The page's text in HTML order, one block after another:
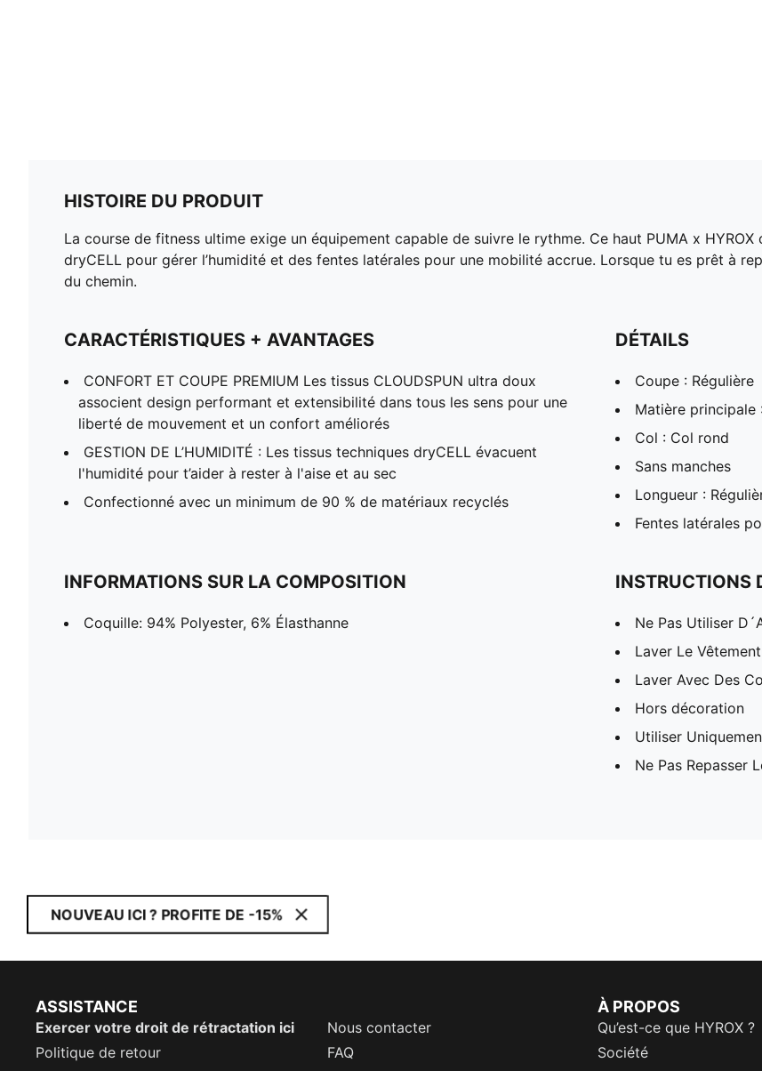
HISTOIRE DU PRODUIT
La course de fitness ultime exige un équipement capable de suivre le rythme. Ce haut PUMA x
dryCELL pour gérer l’humidité et des fentes latérales pour une mobilité accrue. Lorsque tu es prêt à
du chemin.
CARACTÉRISTIQUES + AVANTAGES
CONFORT ET COUPE PREMIUM Les tissus CLOUDSPUN ultra doux
associent design performant et extensibilité dans tous les sens pour une
liberté de mouvement et un confort améliorés
GESTION DE L’HUMIDITÉ : Les tissus techniques dryCELL évacuent
l'humidité pour t’aider à rester à l'aise et au sec
Confectionné avec un minimum de 90 % de matériaux recyclés
DÉTAILS
Coupe : Régulière
Matière principale
Col : Col rond
Sans manches
Longueur :
Fentes latérales
INFORMATIONS SUR LA COMPOSITION
Coquille: 94% Polyester, 6% Élasthanne
INSTRUCTIONS
Ne Pas Utiliser
Laver Le
Laver Avec Des
Hors décoration
Utiliser
Ne Pas Repasser
NOUVEAU ICI ? PROFITE DE -15%
ASSISTANCE
Exercer votre droit de rétractation ici
Nous contacter
Politique de retour
FAQ
À PROPOS
Qu’est-ce que HYROX ?
Société